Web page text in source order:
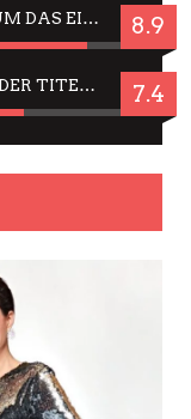
CÉSAR FÜR JIM CARREY? WARUM DAS EINER DER NERVIGSTEN ACTORS IST UND BLEIBT 8.9
JING JING: IN-THAI RÄUMT WIEDER TITEL AB – EIN ZWEI-STUNDEN-ERLEBNISBERICHT 7.4